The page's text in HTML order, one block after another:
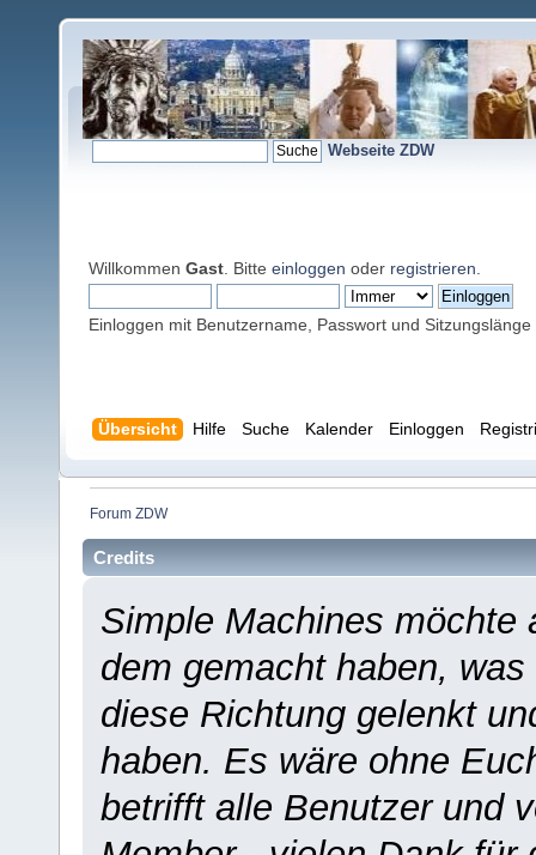
Webseite ZDW
Willkommen Gast . Bitte einloggen oder registrieren
Einloggen mit Benutzername, Passwort und Sitzungslänge
Übersicht Hilfe Suche Kalender Einloggen
Forum ZDW
Credits
Simple Machines möchte
dem gemacht haben,
diese Richtung gelenkt
haben. Es wäre ohne
betrifft alle Benutzer und